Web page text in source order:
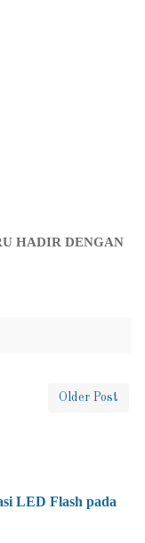
HADIR DENGAN
Older Post
LED Flash pada